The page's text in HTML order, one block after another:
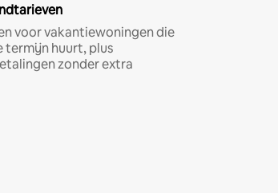
voor vakantiewoningen die
termijn huurt, plus
zonder extra